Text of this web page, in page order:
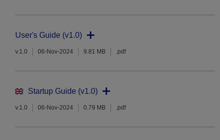
User's Guide (v1.0)
v.1.0 06-Nov-2024 9.81 MB .pdf
Startup Guide (v1.0)
v.1.0 06-Nov-2024 0.79 MB .pdf